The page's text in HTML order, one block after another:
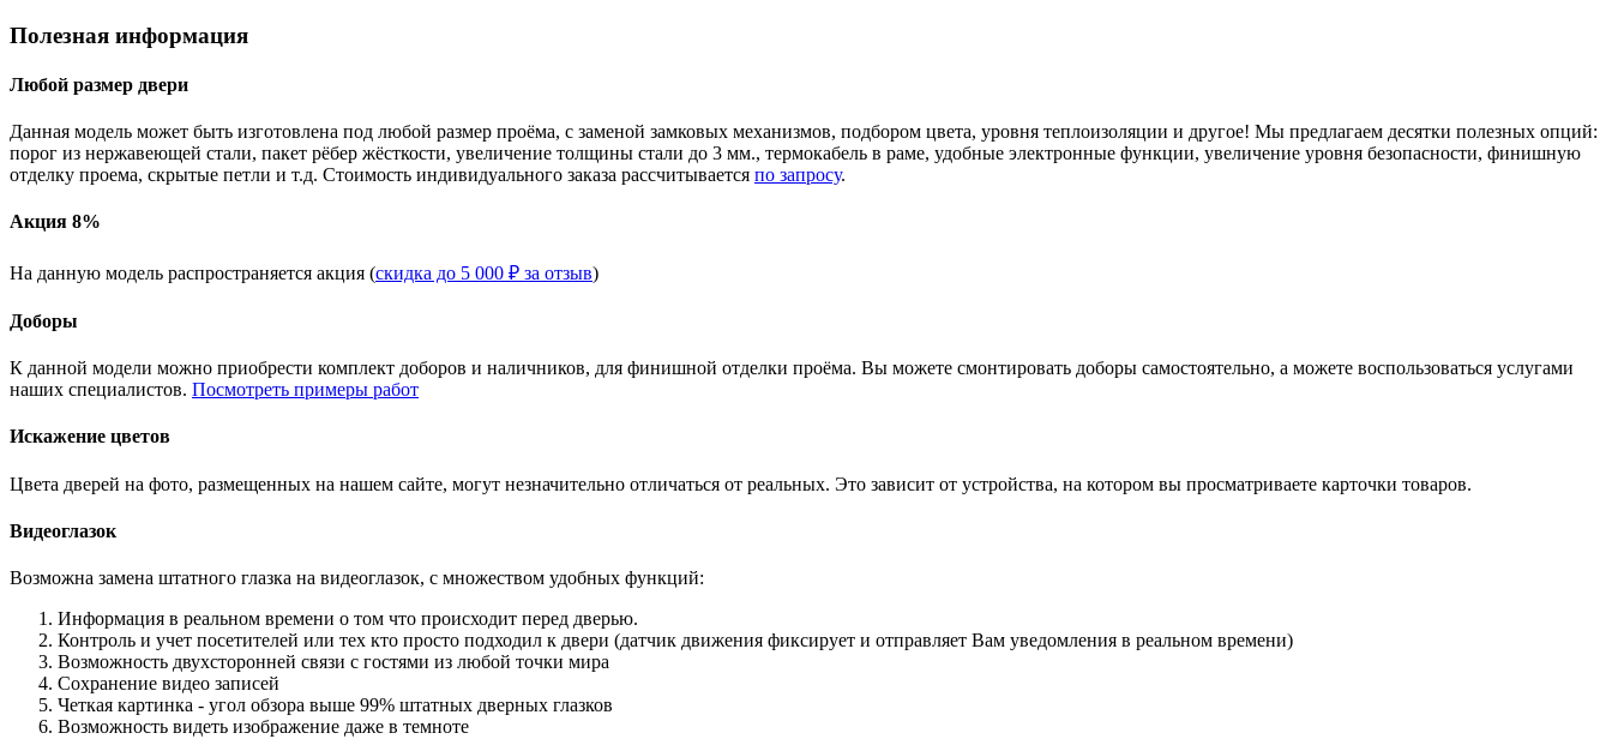
Полезная информация
Любой размер двери
Данная модель может быть изготовлена под любой размер проёма, с заменой замковых механизмов, подбором цвета, уровня теплоизоляции и другое! Мы предлагаем десятки полезных опций:
порог из нержавеющей стали, пакет рёбер жёсткости, увеличение толщины стали до 3 мм., термокабель в раме, удобные электронные функции, увеличение уровня безопасности, финишную
отделку проема, скрытые петли и т.д. Стоимость индивидуального заказа рассчитывается по запросу.
Акция 8%
На данную модель распространяется акция (скидка до 5 000 ₽ за отзыв)
Доборы
К данной модели можно приобрести комплект доборов и наличников, для финишной отделки проёма. Вы можете смонтировать доборы самостоятельно, а можете воспользоваться услугами
наших специалистов. Посмотреть примеры работ
Искажение цветов
Цвета дверей на фото, размещенных на нашем сайте, могут незначительно отличаться от реальных. Это зависит от устройства, на котором вы просматриваете карточки товаров.
Видеоглазок
Возможна замена штатного глазка на видеоглазок, с множеством удобных функций:
Информация в реальном времени о том что происходит перед дверью.
Контроль и учет посетителей или тех кто просто подходил к двери (датчик движения фиксирует и отправляет Вам уведомления в реальном времени)
Возможность двухсторонней связи с гостями из любой точки мира
Сохранение видео записей
Четкая картинка - угол обзора выше 99% штатных дверных глазков
Возможность видеть изображение даже в темноте